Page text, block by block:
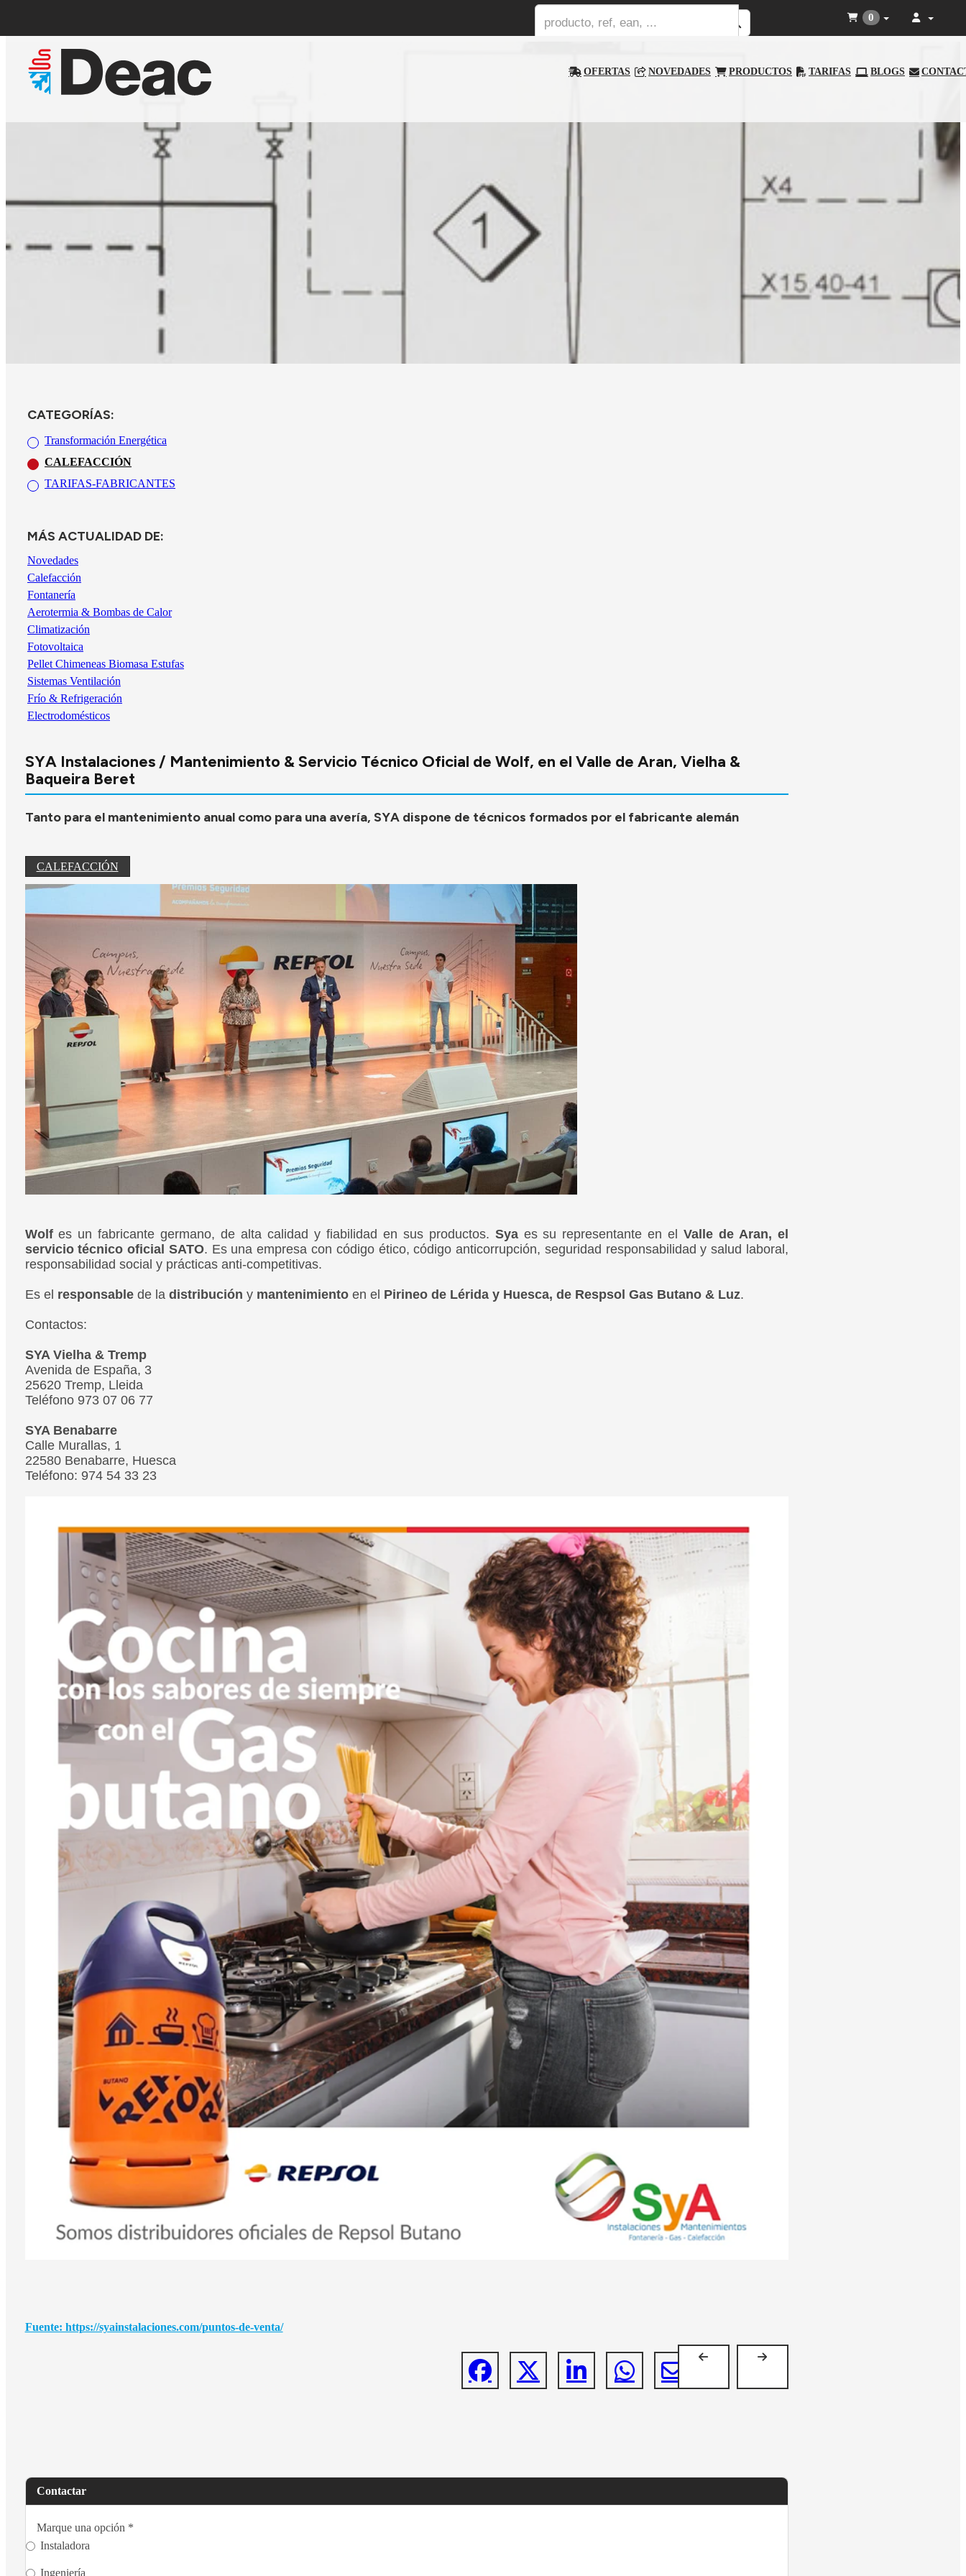
OFERTAS NOVEDADES PRODUCTOS TARIFAS BLOGS
0
CATEGORÍAS:
Transformación Energética
CALEFACCIÓN
TARIFAS-FABRICANTES
MÁS ACTUALIDAD DE:
Novedades
Calefacción
Fontanería
Aerotermia & Bombas de Calor
Climatización
Fotovoltaica
Pellet Chimeneas Biomasa Estufas
Sistemas Ventilación
Frío & Refrigeración
Electrodomésticos
SYA Instalaciones / Mantenimiento & Servicio Técnico Oficial de Wolf, en el Valle de Aran, Vielha &
Baqueira Beret
Tanto para el mantenimiento anual como para una avería, SYA dispone de técnicos formados por el fabricante alemán
CALEFACCIÓN
Wolfes un fabricante germano, de alta calidad y fiabilidad en sus productos. Sya es su representante en elValle de Aran, el
servicio técnico oficial SATO. Es una empresa con código ético, código anticorrupción, seguridad responsabilidad y salud laboral,
responsabilidad social y prácticas anti-competitivas.
Es el responsable de la distribución y mantenimiento en el Pirineo de Lérida y Huesca, de Respsol Gas Butano & Luz.
Contactos:
SYA Vielha & Tremp
Avenida de España, 3
25620 Tremp, Lleida
Teléfono 973 07 06 77
SYA Benabarre
Calle Murallas, 1
22580 Benabarre, Huesca
Teléfono: 974 54 33 23
Fuente: https://syainstalaciones.com/puntos-de-venta/
Contactar
Marque una opción *
Instaladora
Ingeniería